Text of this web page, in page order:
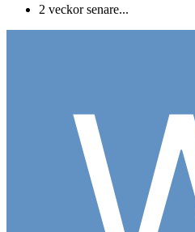
2 veckor senare...